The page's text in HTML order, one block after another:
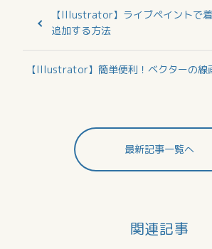
【Illustrator】ライブペイントで
追加する方法
【Illustrator】簡単便利！ベクターの線
最新記事一覧へ
関連記事